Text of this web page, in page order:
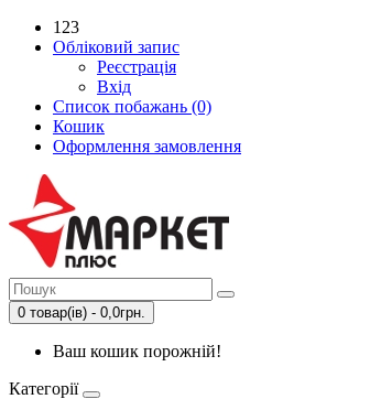
123
Обліковий запис
Реєстрація
Вхід
Список побажань (0)
Кошик
Оформлення замовлення
0 товар(ів) - 0,0грн.
Ваш кошик порожній!
Категорії